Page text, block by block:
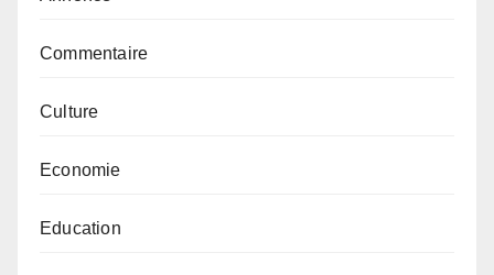
Commentaire
Culture
Economie
Education